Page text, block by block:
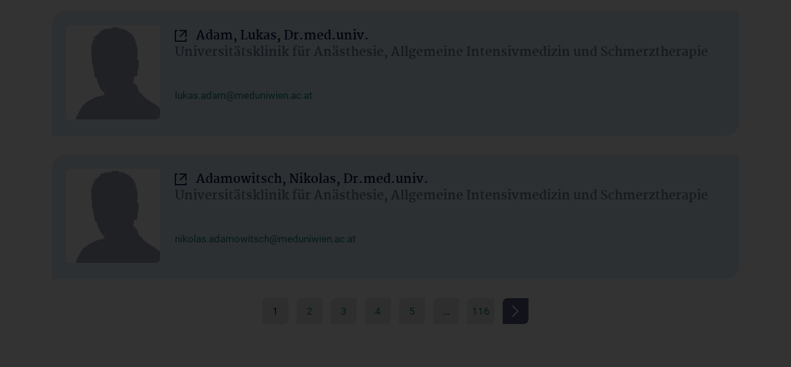
Adam, Lukas, Dr.med.univ.
Universitätsklinik für Anästhesie, Allgemeine Intensivmedizin und Schmerztherapie
lukas.adam@meduniwien.ac.at
Adamowitsch, Nikolas, Dr.med.univ.
Universitätsklinik für Anästhesie, Allgemeine Intensivmedizin und Schmerztherapie
nikolas.adamowitsch@meduniwien.ac.at
1 2 3 4 5 … 116